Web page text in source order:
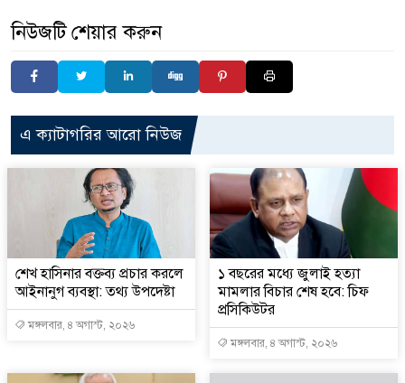
নিউজটি শেয়ার করুন
এ ক্যাটাগরির আরো নিউজ
শেখ হাসিনার বক্তব্য প্রচার করলে
আইনানুগ ব্যবস্থা: তথ্য উপদেষ্টা
মঙ্গলবার, ৪ অগাস্ট, ২০২৬
১ বছরের মধ্যে জুলাই হত্যা
মামলার বিচার শেষ হবে: চিফ
প্রসিকিউটর
মঙ্গলবার, ৪ অগাস্ট, ২০২৬